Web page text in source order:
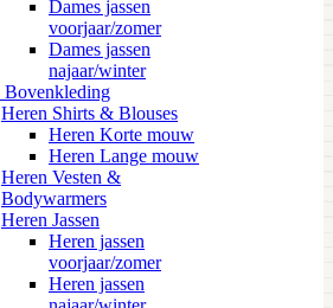
Dames jassen
voorjaar/zomer
Dames jassen
najaar/winter
Bovenkleding
Heren Shirts & Blouses
Heren Korte mouw
Heren Lange mouw
Heren Vesten &
Bodywarmers
Heren Jassen
Heren jassen
voorjaar/zomer
Heren jassen